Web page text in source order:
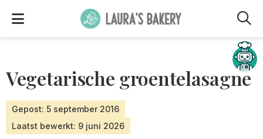
Vegetarische groentelasagne
Gepost: 5 september 2016
Laatst bewerkt: 9 juni 2026